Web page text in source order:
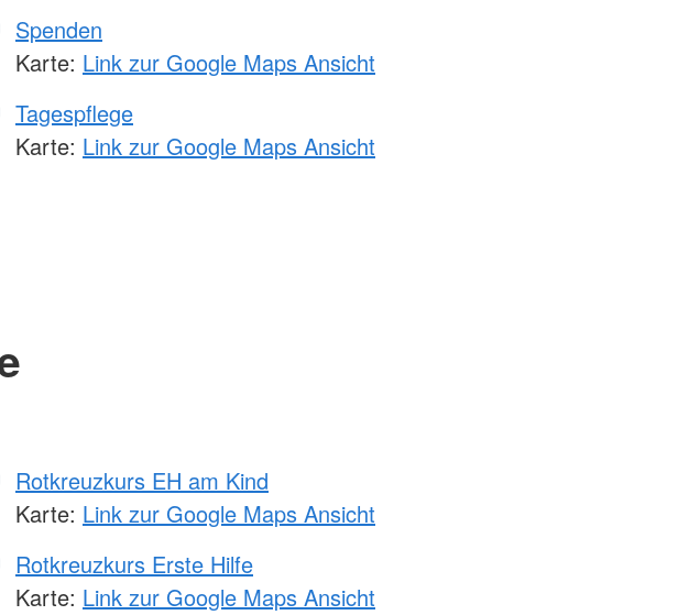
Spenden
Karte: Link zur Google Maps Ansicht
Tagespflege
Karte: Link zur Google Maps Ansicht
Rotkreuzkurs EH am Kind
Karte: Link zur Google Maps Ansicht
Rotkreuzkurs Erste Hilfe
Karte: Link zur Google Maps Ansicht